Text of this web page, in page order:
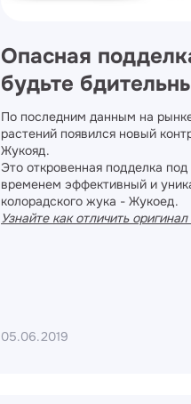
Опасная
будьте
По последним данным на
растений появился новый
Жукояд.
Это откровенная подделка
временем эффективный и
колорадского жука - Жукоед.
Узнайте как отличить
05.06.2019